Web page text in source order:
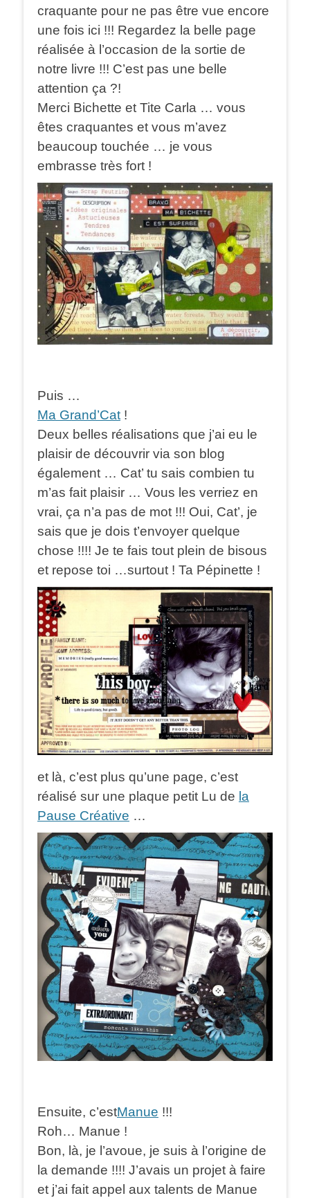
craquante pour ne pas être vue encore
une fois ici !!! Regardez la belle page
réalisée à l’occasion de la sortie de
notre livre !!! C’est pas une belle
attention ça ?!
Merci Bichette et Tite Carla … vous
êtes craquantes et vous m’avez
beaucoup touchée … je vous
embrasse très fort !
Puis …
Ma Grand’Cat !
Deux belles réalisations que j’ai eu le
plaisir de découvrir via son blog
également … Cat’ tu sais combien tu
m’as fait plaisir … Vous les verriez en
vrai, ça n’a pas de mot !!! Oui, Cat’, je
sais que je dois t’envoyer quelque
chose !!!! Je te fais tout plein de bisous
et repose toi …surtout ! Ta Pépinette !
et là, c’est plus qu’une page, c’est
réalisé sur une plaque petit Lu de la
Pause Créative …
Ensuite, c’estManue !!!
Roh… Manue !
Bon, là, je l’avoue, je suis à l’origine de
la demande !!!! J’avais un projet à faire
et j’ai fait appel aux talents de Manue